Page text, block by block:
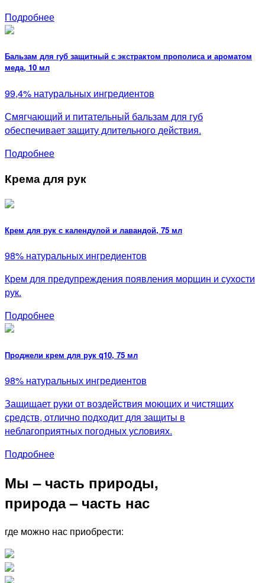
Подробнее
Бальзам для губ защитный с экстрактом прополиса и ароматом
меда, 10 мл
99,4% натуральных ингредиентов
Смягчающий и питательный бальзам для губ
обеспечивает защиту длительного действия.
Подробнее
Крема для рук
Крем для рук с календулой и лавандой, 75 мл
98% натуральных ингредиентов
Крем для предупреждения появления морщин и сухости
рук.
Подробнее
Проджели крем для рук q10, 75 мл
98% натуральных ингредиентов
Защищает руки от воздействия моющих и чистящих
средств, отлично подходит для защиты в
неблагоприятных погодных условиях.
Подробнее
Мы – часть природы,
природа – часть нас
где можно нас приобрести: